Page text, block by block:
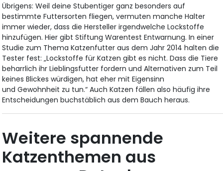
Übrigens: Weil deine Stubentiger ganz besonders auf
bestimmte Futtersorten fliegen, vermuten manche Halter
immer wieder, dass die Hersteller irgendwelche Lockstoffe
hinzufügen. Hier gibt Stiftung Warentest Entwarnung. In einer
Studie zum Thema Katzenfutter aus dem Jahr 2014 halten die
Tester fest: „Lockstoffe für Katzen gibt es nicht. Dass die Tiere
beharrlich ihr Lieblingsfutter fordern und Alternativen zum Teil
keines Blickes würdigen, hat eher mit Eigensinn
und Gewohnheit zu tun.“ Auch Katzen fällen also häufig ihre
Entscheidungen buchstäblich aus dem Bauch heraus.
Weitere spannende
Katzenthemen aus